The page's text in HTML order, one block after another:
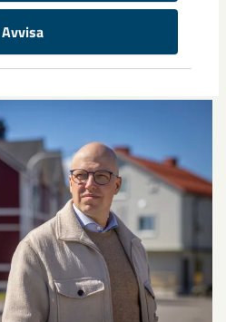
Avvisa
växer fram
sovringsverk successivt tar form.
det befintliga verket från